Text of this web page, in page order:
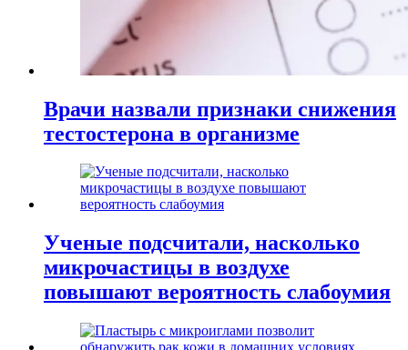
Врачи назвали признаки снижения
тестостерона в организме
Ученые подсчитали, насколько
микрочастицы в воздухе
повышают вероятность слабоумия